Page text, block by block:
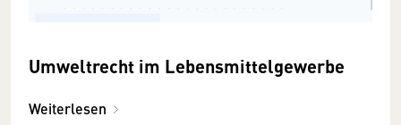
Umweltrecht im Lebensmittelgewerbe
Weiterlesen